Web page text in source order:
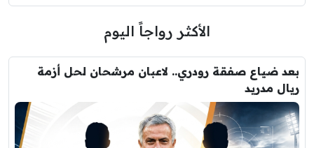
الأكثر رواجاً اليوم
بعد ضياع صفقة رودري.. لاعبان مرشحان لحل أزمة
ريال مدريد